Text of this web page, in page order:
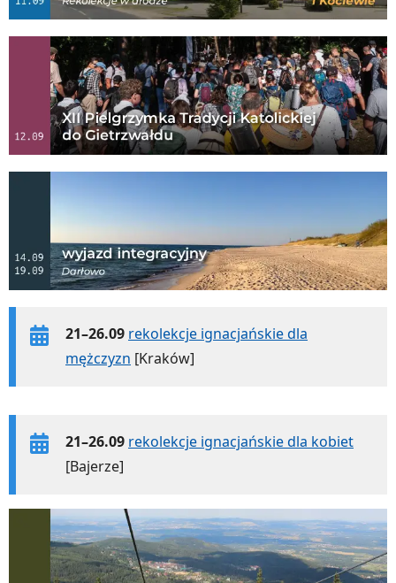
21–26.09 rekolekcje ignacjańskie dla
mężczyzn [Kraków]
21–26.09 rekolekcje ignacjańskie dla kobiet
[Bajerze]